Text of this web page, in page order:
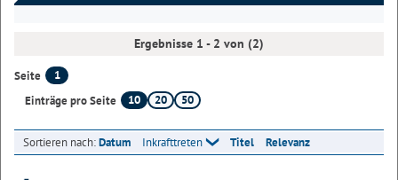
Ergebnisse 1 - 2 von (2)
Seite
1
Einträge pro Seite
10 20 50
Sortieren nach:Datum Inkrafttreten Titel Relevanz